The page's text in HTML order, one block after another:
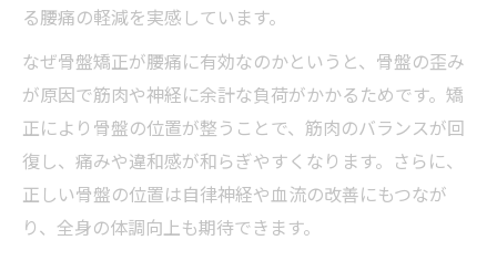
る腰痛の軽減を実感しています。
なぜ骨盤矯正が腰痛に有効なのかというと、骨盤の歪み
が原因で筋肉や神経に余計な負荷がかかるためです。矯
正により骨盤の位置が整うことで、筋肉のバランスが回
復し、痛みや違和感が和らぎやすくなります。さらに、
正しい骨盤の位置は自律神経や血流の改善にもつなが
り、全身の体調向上も期待できます。